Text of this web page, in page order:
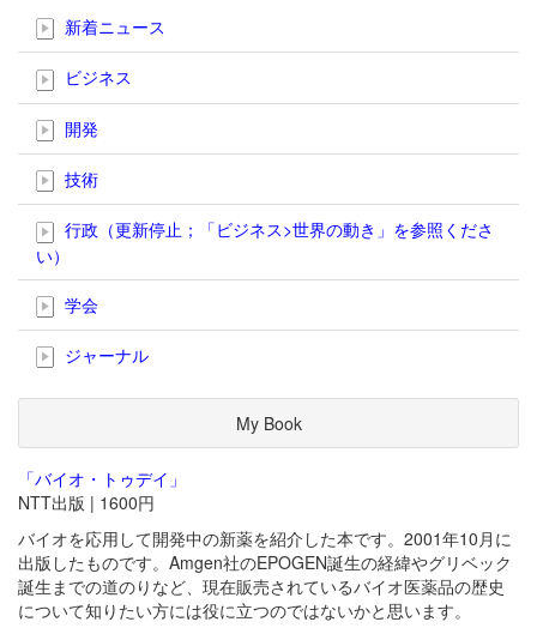
新着ニュース
ビジネス
開発
技術
行政（更新停止；「ビジネス>世界の動き」を参照くださ
い）
学会
ジャーナル
My Book
「バイオ・トゥデイ」
NTT出版 | 1600円
バイオを応用して開発中の新薬を紹介した本です。2001年10月に
出版したものです。Amgen社のEPOGEN誕生の経緯やグリベック
誕生までの道のりなど、現在販売されているバイオ医薬品の歴史
について知りたい方には役に立つのではないかと思います。